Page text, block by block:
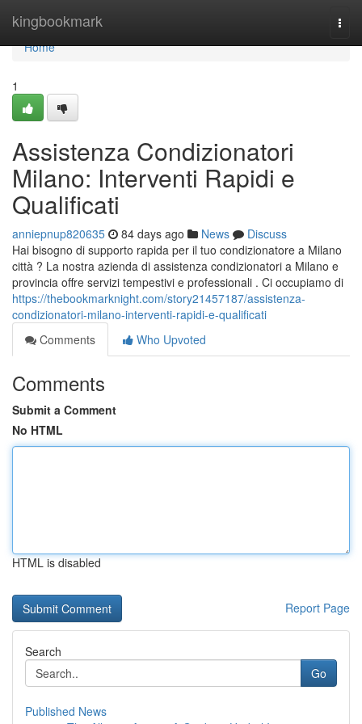
kingbookmark
Home
Home
1
Assistenza Condizionatori
Milano: Interventi Rapidi e
Qualificati
anniepnup820635 84 days ago News
Discuss
Hai bisogno di supporto rapida per il tuo condizionatore a Milano
città ? La nostra azienda di assistenza condizionatori a Milano e
provincia offre servizi tempestivi e professionali . Ci occupiamo di
https://thebookmarknight.com/story21457187/assistenza-
condizionatori-milano-interventi-rapidi-e-qualificati
Comments
Who Upvoted
Comments
Submit a Comment
No HTML
HTML is disabled
Report Page
Search
Go
Published News